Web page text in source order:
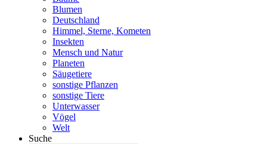
Blumen
Deutschland
Himmel, Sterne, Kometen
Insekten
Mensch und Natur
Planeten
Säugetiere
sonstige Pflanzen
sonstige Tiere
Unterwasser
Vögel
Welt
Suche